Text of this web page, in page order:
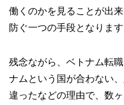
働くのかを見ることが出
防ぐ一つの手段となります
残念ながら、ベトナム転
ナムという国が合わない
違ったなどの理由で、数